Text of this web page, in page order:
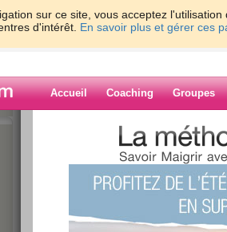
sur ce site, vous acceptez
d'intérêt. En savoir plus et gérer ces
Accueil Coaching Groupes
>
Blog de SIRA